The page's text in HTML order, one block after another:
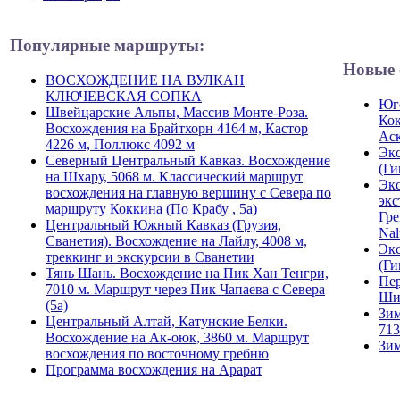
Популярные маршруты:
ВОСХОЖДЕНИЕ НА ВУЛКАН
КЛЮЧЕВСКАЯ СОПКА
Швейцарские Альпы, Массив Монте-Роза.
Восхождения на Брайтхорн 4164 м, Кастор
4226 м, Поллюкс 4092 м
Северный Центральный Кавказ. Восхождение
на Шхару, 5068 м. Классический маршрут
восхождения на главную вершину с Севера по
маршруту Коккина (По Крабу , 5а)
Центральный Южный Кавказ (Грузия,
Сванетия). Восхождение на Лайлу, 4008 м,
треккинг и экскурсии в Сванетии
Тянь Шань. Восхождение на Пик Хан Тенгри,
7010 м. Маршрут через Пик Чапаева с Севера
(5а)
Центральный Алтай, Катунские Белки.
Восхождение на Ак-оюк, 3860 м. Маршрут
восхождения по восточному гребню
Программа восхождения на Арарат
Новые